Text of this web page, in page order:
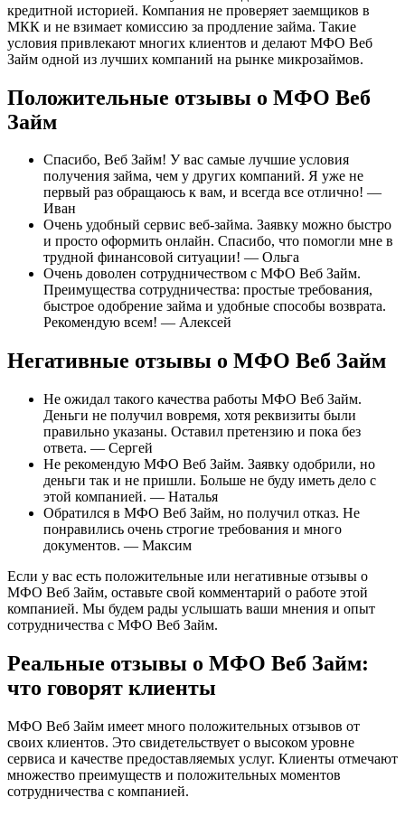
кредитной историей. Компания не проверяет заемщиков в
МКК и не взимает комиссию за продление займа. Такие
условия привлекают многих клиентов и делают МФО Веб
Займ одной из лучших компаний на рынке микрозаймов.
Положительные отзывы о МФО Веб
Займ
Спасибо, Веб Займ! У вас самые лучшие условия
получения займа, чем у других компаний. Я уже не
первый раз обращаюсь к вам, и всегда все отлично! —
Иван
Очень удобный сервис веб-займа. Заявку можно быстро
и просто оформить онлайн. Спасибо, что помогли мне в
трудной финансовой ситуации! — Ольга
Очень доволен сотрудничеством с МФО Веб Займ.
Преимущества сотрудничества: простые требования,
быстрое одобрение займа и удобные способы возврата.
Рекомендую всем! — Алексей
Негативные отзывы о МФО Веб Займ
Не ожидал такого качества работы МФО Веб Займ.
Деньги не получил вовремя, хотя реквизиты были
правильно указаны. Оставил претензию и пока без
ответа. — Сергей
Не рекомендую МФО Веб Займ. Заявку одобрили, но
деньги так и не пришли. Больше не буду иметь дело с
этой компанией. — Наталья
Обратился в МФО Веб Займ, но получил отказ. Не
понравились очень строгие требования и много
документов. — Максим
Если у вас есть положительные или негативные отзывы о
МФО Веб Займ, оставьте свой комментарий о работе этой
компанией. Мы будем рады услышать ваши мнения и опыт
сотрудничества с МФО Веб Займ.
Реальные отзывы о МФО Веб Займ:
что говорят клиенты
МФО Веб Займ имеет много положительных отзывов от
своих клиентов. Это свидетельствует о высоком уровне
сервиса и качестве предоставляемых услуг. Клиенты отмечают
множество преимуществ и положительных моментов
сотрудничества с компанией.